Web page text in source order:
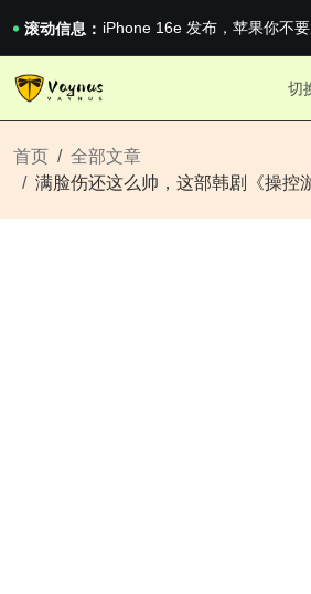
滚动信息： iPhone 16e 发布，苹果你不
2026澳网男单收官：全满贯
《巅峰守卫 Highguard》正式
切
首页
全部文章
满脸伤还这么帅，这部韩剧《操控